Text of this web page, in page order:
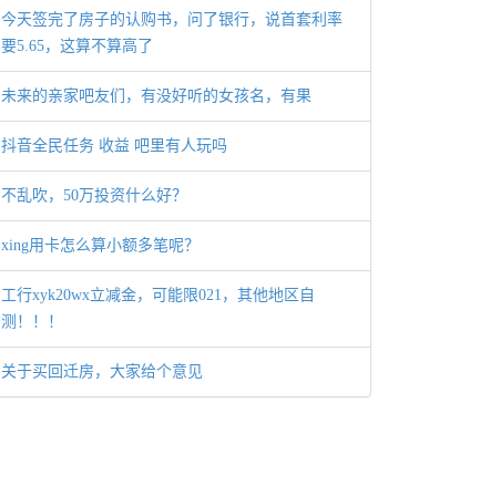
今天签完了房子的认购书，问了银行，说首套利率
要5.65，这算不算高了
未来的亲家吧友们，有没好听的女孩名，有果
抖音全民任务 收益 吧里有人玩吗
不乱吹，50万投资什么好？
xing用卡怎么算小额多笔呢？
工行xyk20wx立减金，可能限021，其他地区自
测！！！
关于买回迁房，大家给个意见